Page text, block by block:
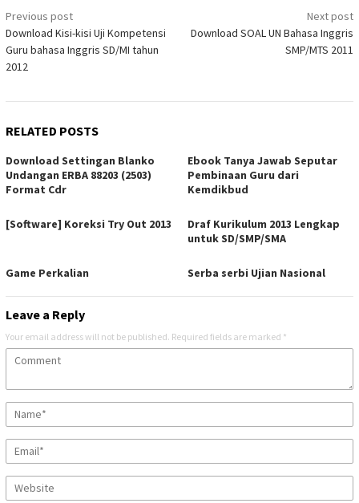
Post
navigation
Previous post
Download Kisi-kisi Uji Kompetensi
Guru bahasa Inggris SD/MI tahun
2012
Next post
Download SOAL UN Bahasa Inggris
SMP/MTS 2011
RELATED POSTS
Download Settingan Blanko
Undangan ERBA 88203 (2503)
Format Cdr
Ebook Tanya Jawab Seputar
Pembinaan Guru dari
Kemdikbud
[Software] Koreksi Try Out 2013
Draf Kurikulum 2013 Lengkap
untuk SD/SMP/SMA
Game Perkalian Serba serbi Ujian Nasional
Leave a Reply
Your email address will not be published. Required fields are marked *